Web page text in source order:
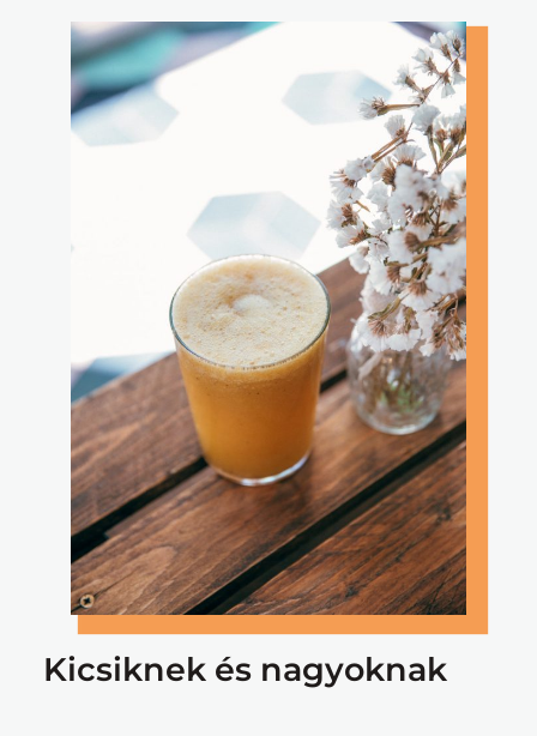
Kicsiknek és nagyoknak